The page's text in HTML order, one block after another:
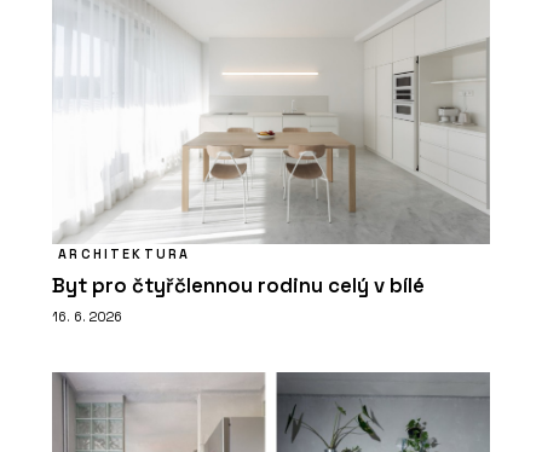
ARCHITEKTURA
Byt pro čtyřčlennou rodinu celý v bílé
16. 6. 2026